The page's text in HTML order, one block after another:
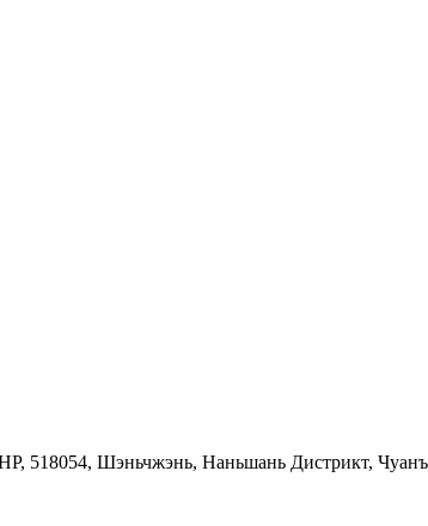
518054, Шэньчжэнь, Наньшань Дистрикт,